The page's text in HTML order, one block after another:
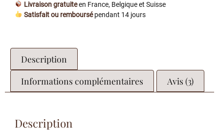
Livraison gratuiteen France, Belgique et Suisse
Satisfait ou remboursépendant 14 jours
Description
Informations complémentaires
Avis (3)
Description